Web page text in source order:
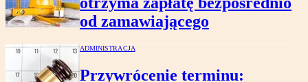
od zamawiającego
ADMINISTRACJA
Przywrócenie terminu: